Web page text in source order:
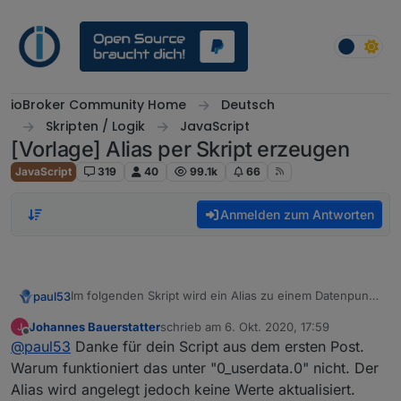
ioBroker Community Home
Deutsch
Skripten / Logik
JavaScript
[Vorlage] Alias per Skript erzeugen
JavaScript 319 40 99.1k 66
Anmelden zum Antworten
paul53Im folgenden Skript wird ein Alias zu einem Datenpunkt
gewollten Abweichungen von common-Eigenschaften
des Alias zum Original muss man die zugehörigen //
(Kommentar) entfernen und den gewünschten Wert
zuweisen.
// Original-Datenpunkt
const idOrigin = 'mqtt.0.switch.status';
// Optional: Status-Datenpunkt, wenn
// Bei Nicht-Verwendung Leerstring '' zuweisen
Beispiele für Konvertierung (write);
write = "val ? 1 : 0"; // boolean --> binary
Offline
Johannes Bauerstatterschrieb am 6. Okt. 2020, 17:59
zuletzt editiert von
@paul53 Danke für dein Script aus dem ersten Post.
Warum funktioniert das unter "0_userdata.0" nicht. Der
Alias wird angelegt jedoch keine Werte aktualisiert.